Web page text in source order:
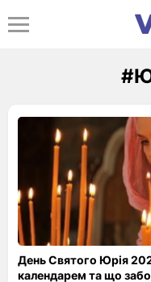
День Святого Юрія
календарем та що